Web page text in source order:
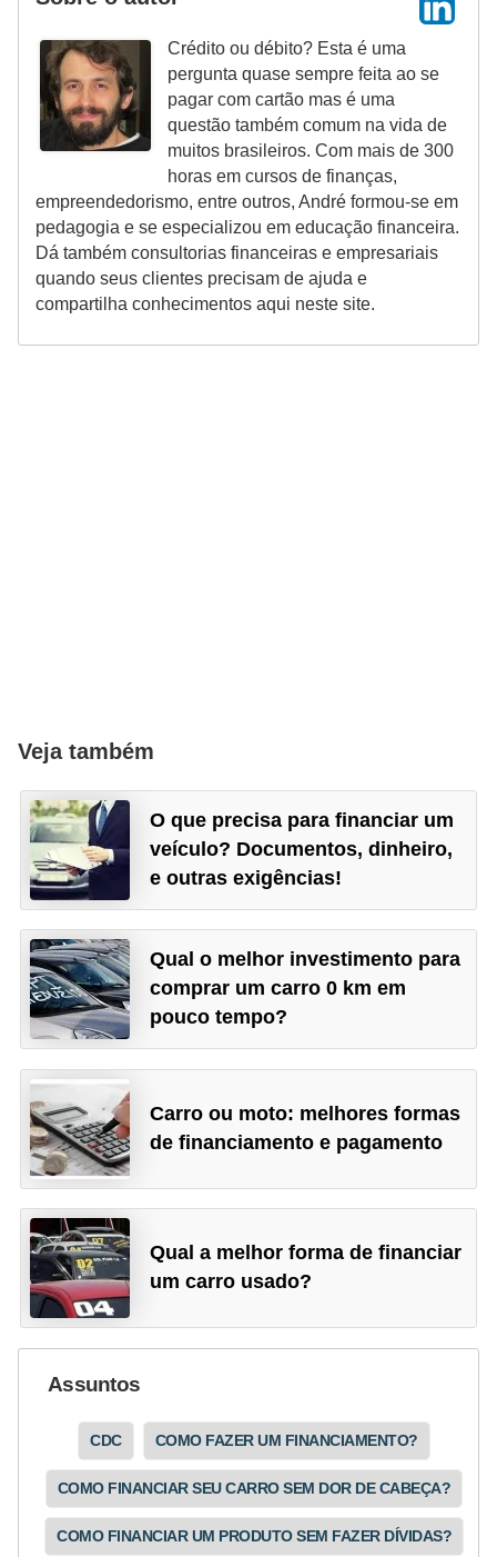
Crédito ou débito? Esta é uma
pergunta quase sempre feita ao se
pagar com cartão mas é uma
questão também comum na vida de
muitos brasileiros. Com mais de 300
horas em cursos de finanças,
empreendedorismo, entre outros, André formou-se em
pedagogia e se especializou em educação financeira.
Dá também consultorias financeiras e empresariais
quando seus clientes precisam de ajuda e
compartilha conhecimentos aqui neste site.
Veja também
O que precisa para financiar um
veículo? Documentos, dinheiro,
e outras exigências!
Qual o melhor investimento para
comprar um carro 0 km em
pouco tempo?
Carro ou moto: melhores formas
de financiamento e pagamento
Qual a melhor forma de financiar
um carro usado?
Assuntos
CDC COMO FAZER UM FINANCIAMENTO?
COMO FINANCIAR SEU CARRO SEM DOR DE CABEÇA?
COMO FINANCIAR UM PRODUTO SEM FAZER DÍVIDAS?